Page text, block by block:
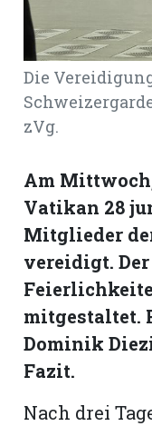
Die
zVg.
Am
Vatikan 28
Mitglieder
vereidigt.
mitgestaltet.
Dominik
Fazit.
Nach drei